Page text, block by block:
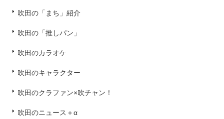
吹田の「まち」紹介
吹田の「推しパン」
吹田のカラオケ
吹田のキャラクター
吹田のクラファン×吹チャン！
吹田のニュース＋α